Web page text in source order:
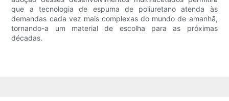
que a tecnologia de espuma de poliuretano atenda às
demandas cada vez mais complexas do mundo de amanhã,
tornando-a um material de escolha para as próximas
décadas.